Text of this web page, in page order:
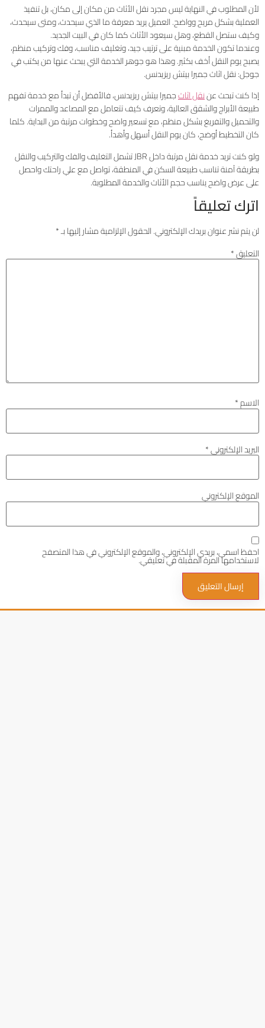
لأن المطلوب في النهاية ليس مجرد نقل الأثاث من مكان إلى مكان، بل تنفيذ
العملية بشكل مريح وواضح. العميل يريد معرفة ما الذي سيحدث، ومتى سيحدث،
وكيف ستصل القطع، وهل سيعود الأثاث كما كان في البيت الجديد.
وعندما تكون الخدمة مبنية على ترتيب جيد، وتغليف مناسب، وفك وتركيب منظم،
يصبح يوم النقل أخف بكثير. وهذا هو جوهر الخدمة التي يبحث عنها من يكتب في
جوجل: نقل اثاث جميرا بيتش ريزيدنس.
إذا كنت تبحث عننقل اثاثجميرا بيتش ريزيدنس، فالأفضل أن تبدأ مع خدمة تفهم
طبيعة الأبراج والشقق العالية، وتعرف كيف تتعامل مع المصاعد والممرات
والتحميل والتفريغ بشكل منظم، مع تسعير واضح وخطوات مرتبة من البداية. كلما
كان التخطيط أوضح، كان يوم النقل أسهل وأهدأ.
ولو كنت تريد خدمة نقل مرتبة داخل JBR تشمل التغليف والفك والتركيب والنقل
بطريقة آمنة تناسب طبيعة السكن في المنطقة، تواصل مع علي راحتك واحصل
على عرض واضح يناسب حجم الأثاث والخدمة المطلوبة.
اترك تعليقاً
لن يتم نشر عنوان بريدك الإلكتروني.الحقول الإلزامية مشار إليها بـ*
التعليق*
الاسم*
البريد الإلكتروني*
الموقع الإلكتروني
احفظ اسمي، بريدي الإلكتروني، والموقع الإلكتروني في هذا المتصفح
لاستخدامها المرة المقبلة في تعليقي.